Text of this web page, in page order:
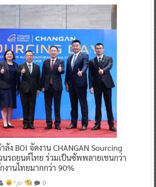
ลัง BOI จัดงาน CHANGAN Sourcing
นรถยนต์ไทย ร่วมเป็นซัพพลายเชนกว่า
านไทยมากกว่า 90%
^ jo ^ 0